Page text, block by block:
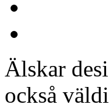
Älskar
också